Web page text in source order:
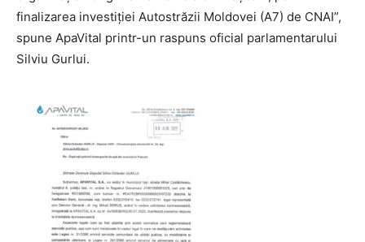
finalizarea investiției Autostrăzii Moldovei (A7) de CNAI”,
spune ApaVital printr-un raspuns oficial parlamentarului
Silviu Gurlui.